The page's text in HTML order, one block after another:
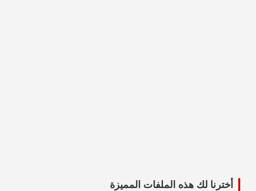
أخترنا لك هذه الملفات المميزة